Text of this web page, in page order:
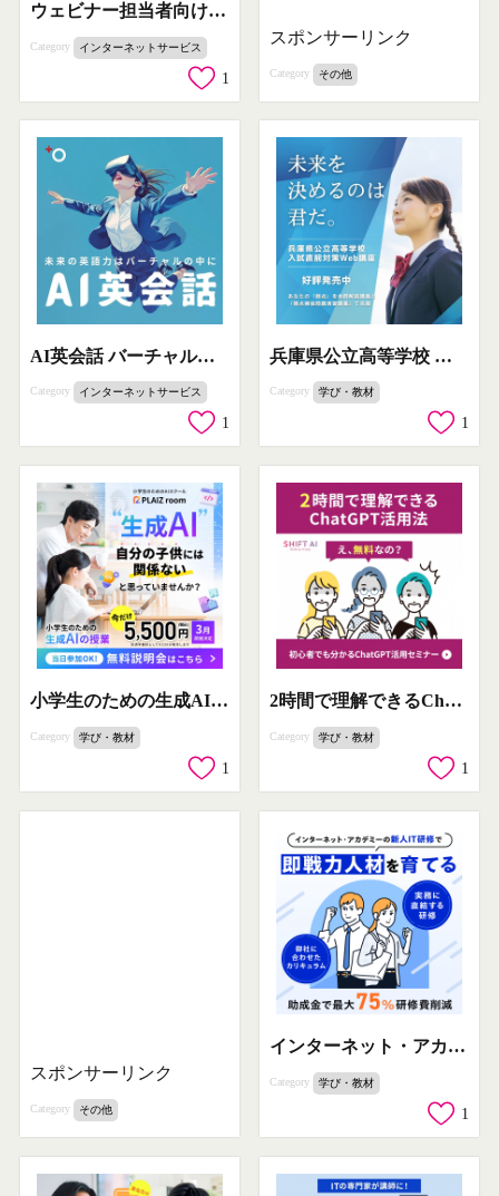
ウェビナー担当者向け集客改善手法 by ADEBiS
Category インターネットサービス
1
スポンサーリンク
Category その他
AI英会話 バーチャル英語学習サービス
Category インターネットサービス
1
兵庫県公立高等学校 入試直前対策Web講座
Category 学び・教材
1
小学生のための生成AIスクール「PLAIz room」
Category 学び・教材
1
2時間で理解できるChatGPT活用法セミナー
Category 学び・教材
1
スポンサーリンク
Category その他
インターネット・アカデミーの新人IT研修
Category 学び・教材
1